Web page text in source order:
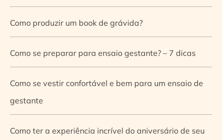
Como produzir um book de grávida?
Como se preparar para ensaio gestante? – 7 dicas
Como se vestir confortável e bem para um ensaio de
gestante
Como ter a experiência incrível do aniversário de seu